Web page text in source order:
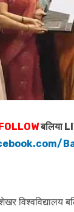
बलिया
विश्वविद्यालय